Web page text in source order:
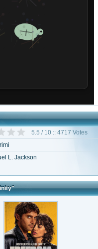
5.5 / 10 :: 4717 Votes
L. Jackson